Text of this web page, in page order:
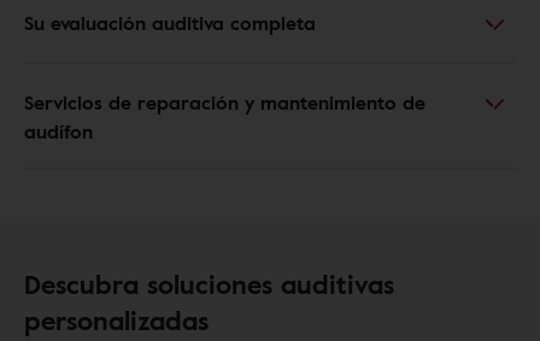
Su evaluación auditiva completa
Servicios de reparación y mantenimiento de
audífon
Descubra soluciones auditivas
personalizadas